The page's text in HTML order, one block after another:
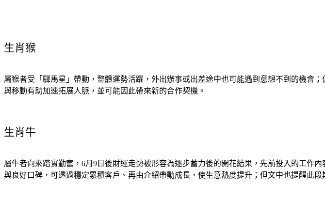
生肖猴
屬猴者受「驛馬星」帶動，整體運勢活躍，外出辦事或出差途中也可能遇到意想不到的機會
與移動有助加速拓展人脈，並可能因此帶來新的合作契機。
生肖牛
屬牛者向來踏實勤奮，6月9日後財運走勢被形容為逐步蓄力後的開花結果，先前投入的工作
與良好口碑，可透過穩定累積客戶、再由介紹帶動成長，使生意熱度提升；但文中也提醒此